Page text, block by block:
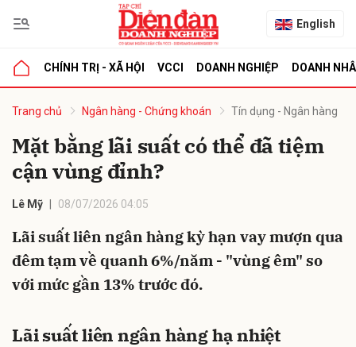
English
CHÍNH TRỊ - XÃ HỘI VCCI DOANH NGHIỆP DOANH
Trang chủ Ngân hàng - Chứng khoán Tín dụng - Ngân hàng
Mặt bằng lãi suất có thể đã tiệm
cận vùng đỉnh?
Lê Mỹ 08/07/2026 04:05
Lãi suất liên ngân hàng kỳ hạn vay mượn qua
đêm tạm về quanh 6%/năm - "vùng êm" so
với mức gần 13% trước đó.
Lãi suất liên ngân hàng hạ nhiệt
luận
Hủy